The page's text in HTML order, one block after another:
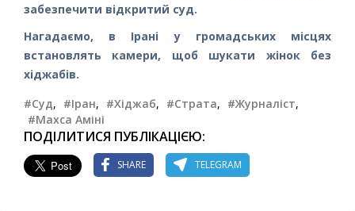
забезпечити відкритий суд.
Нагадаємо, в Ірані у громадських місцях
встановлять камери, щоб шукати жінок без
хіджабів.
#Суд, #Іран, #Хіджаб, #Страта, #Журналіст,
#Махса Аміні
ПОДІЛИТИСЯ ПУБЛІКАЦІЄЮ:
SHARE TELEGRAM